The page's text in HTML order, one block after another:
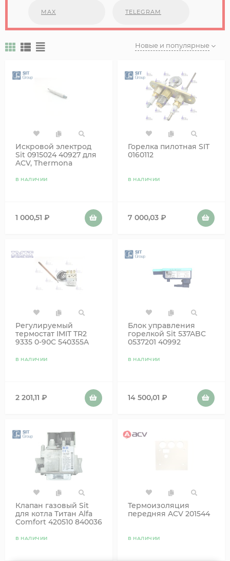
MAX TELEGRAM
Новые и популярные
Искровой электрод
Sit 0915024 40927 для
ACV, Thermona
В НАЛИЧИИ
1 000,51 ₽
Горелка пилотная SIT
0160112
В НАЛИЧИИ
7 000,03 ₽
Регулируемый
термостат IMIT TR2
9335 0-90C 540355A
В НАЛИЧИИ
2 201,11 ₽
Блок управления
горелкой Sit 537ABC
0537201 40992
В НАЛИЧИИ
14 500,01 ₽
Клапан газовый Sit
для котла Титан Alfa
Comfort 420510 840036
В НАЛИЧИИ
Термоизоляция
передняя ACV 201544
В НАЛИЧИИ